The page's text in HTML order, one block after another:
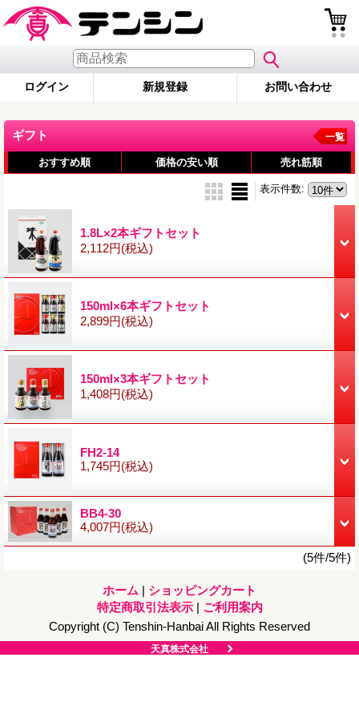
ログイン 新規登録 お問い合わせ
ギフト 一覧
おすすめ順 価格の安い順 売れ筋順
表示件数:
1.8L×2本ギフトセット
2,112円(税込)
150ml×6本ギフトセット
2,899円(税込)
150ml×3本ギフトセット
1,408円(税込)
FH2-14
1,745円(税込)
BB4-30
4,007円(税込)
(5件/5件)
ホーム | ショッピングカート
特定商取引法表示 | ご利用案内
Copyright (C) Tenshin-Hanbai All Rights Reserved
天真株式会社